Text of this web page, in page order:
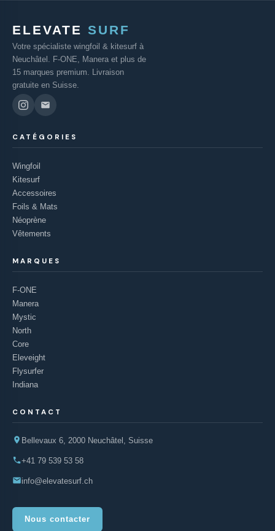
ELEVATE SURF
Votre spécialiste wingfoil & kitesurf à
Neuchâtel. F-ONE, Manera et plus de
15 marques premium. Livraison
gratuite en Suisse.
CATÉGORIES
Wingfoil
Kitesurf
Accessoires
Foils & Mats
Néoprène
Vêtements
MARQUES
F-ONE
Manera
Mystic
North
Core
Eleveight
Flysurfer
Indiana
CONTACT
Bellevaux 6, 2000 Neuchâtel, Suisse
+41 79 539 53 58
info@elevatesurf.ch
Nous contacter